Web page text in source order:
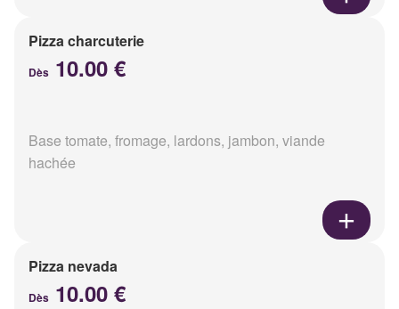
Pizza charcuterie
Dès 10.00 €
Base tomate, fromage, lardons, jambon, viande
hachée
Pizza nevada
Dès 10.00 €